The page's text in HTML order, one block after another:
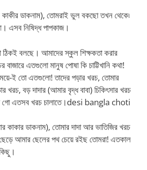
কাকীর ডাকনাম), তোমরাই ভুল বকছো তখন থেকে৷
এসব নিষিদ্ধ পাপকাজ।
ঠিকই বলছে। আমাদের স্কুল শিক্ষকতা করার
এতগুলো মানুষ পোষা কি চাট্টিখানি কথা!
ই তো এতগুলো! তাদের পড়ার খরচ, তোমার
খরচ, বড় দাদার (আমার বৃদ্ধ বাবা) চিকিৎসার খরচ
গো এতসব খরচ চালাতে।desi bangla choti
কাকার ডাকনাম), তোমার দাদা আর ভাতিজির খরচ
আমার ছেলের পথ চেয়ে রইছ তোমরা! এতকাল